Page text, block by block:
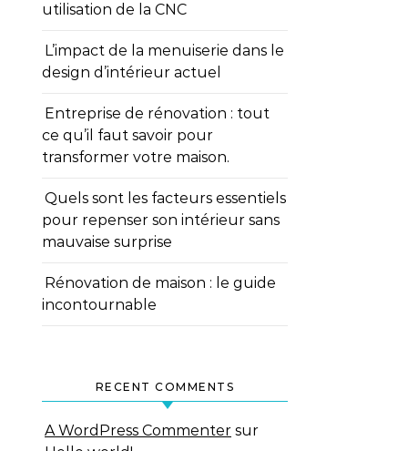
utilisation de la CNC
L’impact de la menuiserie dans le
design d’intérieur actuel
Entreprise de rénovation : tout
ce qu’il faut savoir pour
transformer votre maison.
Quels sont les facteurs essentiels
pour repenser son intérieur sans
mauvaise surprise
Rénovation de maison : le guide
incontournable
RECENT COMMENTS
A WordPress Commenter sur